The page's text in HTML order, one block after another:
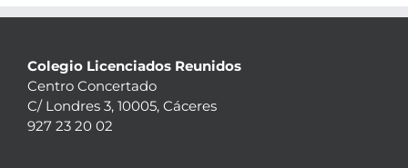
Colegio Licenciados Reunidos
Centro Concertado
C/ Londres 3, 10005, Cáceres
927 23 20 02